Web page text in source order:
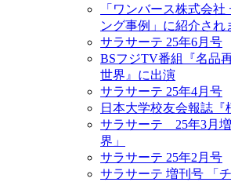
「ワンバース株式会
ング事例」に紹介され
サラサーテ 25年6月号
BSフジTV番組『名品
世界』に出演
サラサーテ 25年4月号
日本大学校友会報誌『
サラサーテ 25年3月
界」
サラサーテ 25年2月号
サラサーテ 増刊号 「